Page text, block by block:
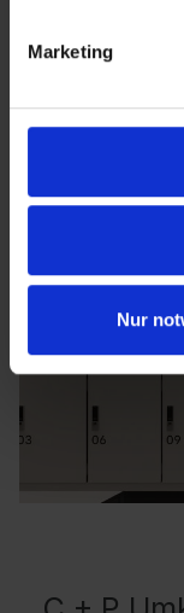
Marketing
Nur